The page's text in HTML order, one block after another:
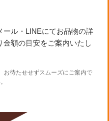
ール・LINEにてお品物の詳
額の目安をご案内いたし
お待たせせずスムーズにご案内で